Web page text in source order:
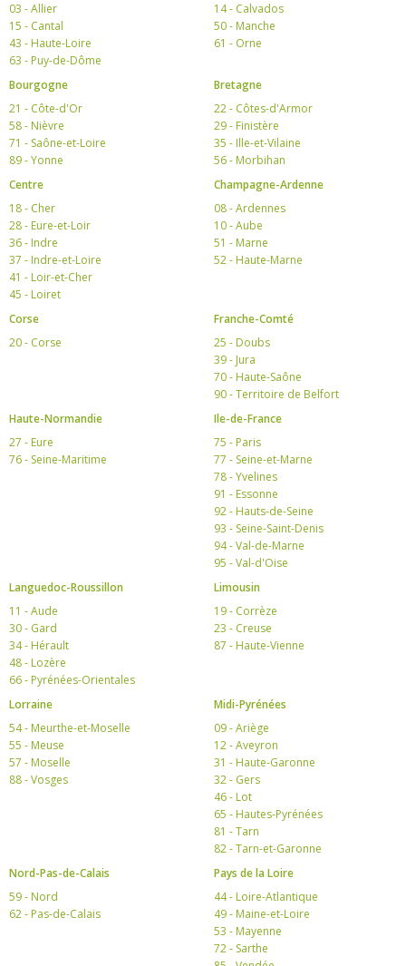
03 - Allier
15 - Cantal
43 - Haute-Loire
63 - Puy-de-Dôme
14 - Calvados
50 - Manche
61 - Orne
Bourgogne
21 - Côte-d'Or
58 - Nièvre
71 - Saône-et-Loire
89 - Yonne
Bretagne
22 - Côtes-d'Armor
29 - Finistère
35 - Ille-et-Vilaine
56 - Morbihan
Centre
18 - Cher
28 - Eure-et-Loir
36 - Indre
37 - Indre-et-Loire
41 - Loir-et-Cher
45 - Loiret
Champagne-Ardenne
08 - Ardennes
10 - Aube
51 - Marne
52 - Haute-Marne
Corse
20 - Corse
Franche-Comté
25 - Doubs
39 - Jura
70 - Haute-Saône
90 - Territoire de Belfort
Haute-Normandie
27 - Eure
76 - Seine-Maritime
Ile-de-France
75 - Paris
77 - Seine-et-Marne
78 - Yvelines
91 - Essonne
92 - Hauts-de-Seine
93 - Seine-Saint-Denis
94 - Val-de-Marne
95 - Val-d'Oise
Languedoc-Roussillon
11 - Aude
30 - Gard
34 - Hérault
48 - Lozère
66 - Pyrénées-Orientales
Limousin
19 - Corrèze
23 - Creuse
87 - Haute-Vienne
Lorraine
54 - Meurthe-et-Moselle
55 - Meuse
57 - Moselle
88 - Vosges
Midi-Pyrénées
09 - Ariège
12 - Aveyron
31 - Haute-Garonne
32 - Gers
46 - Lot
65 - Hautes-Pyrénées
81 - Tarn
82 - Tarn-et-Garonne
Nord-Pas-de-Calais
59 - Nord
62 - Pas-de-Calais
Pays de la Loire
44 - Loire-Atlantique
49 - Maine-et-Loire
53 - Mayenne
72 - Sarthe